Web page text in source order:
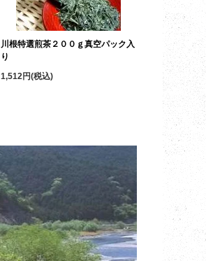
川根特選煎茶２００ｇ真空パック入
り
1,512円(税込)